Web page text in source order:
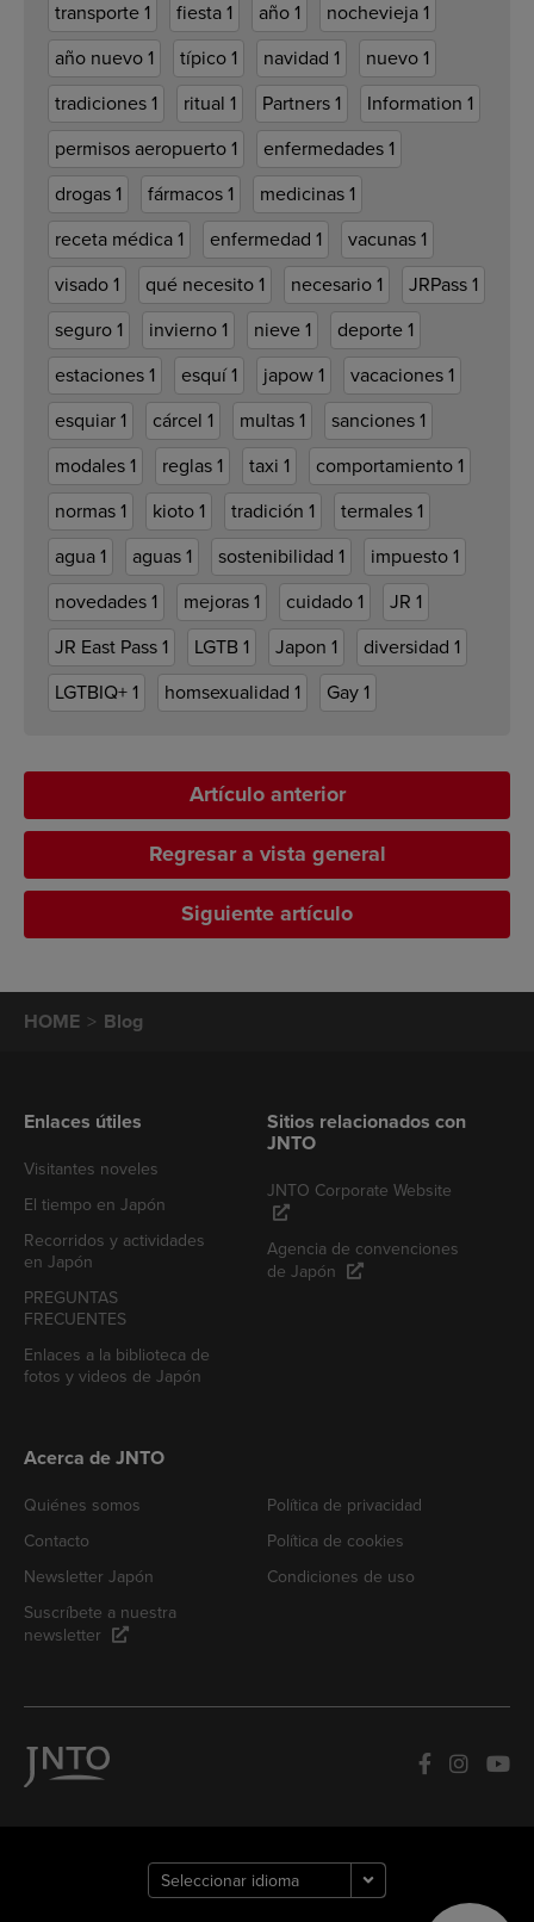
transporte 1 fiesta 1 año 1 nochevieja 1
año nuevo 1 típico 1 navidad 1 nuevo 1
tradiciones 1 ritual 1 Partners 1 Information 1
permisos aeropuerto 1 enfermedades 1
drogas 1 fármacos 1 medicinas 1
receta médica 1 enfermedad 1 vacunas 1
visado 1 qué necesito 1 necesario 1 JRPass 1
seguro 1 invierno 1 nieve 1 deporte 1
estaciones 1 esquí1 japow 1 vacaciones 1
esquiar 1 cárcel 1 multas 1 sanciones 1
modales 1 reglas 1 taxi 1 comportamiento 1
normas 1 kioto 1 tradición 1 termales 1
agua 1 aguas 1 sostenibilidad 1 impuesto 1
novedades 1 mejoras 1 cuidado 1 JR 1
JR East Pass 1 LGTB 1 Japon 1 diversidad 1
LGTBIQ+ 1 homsexualidad 1 Gay 1
Artículo anterior
Regresar a vista general
Siguiente artículo
HOME Blog
Enlaces útiles
Visitantes noveles
El tiempo en Japón
Recorridos y actividades
en Japón
PREGUNTAS
FRECUENTES
Enlaces a la biblioteca de
fotos y videos de Japón
Sitios relacionados con
JNTO
JNTO Corporate Website
Agencia de convenciones
de Japón
Acerca de JNTO
Quiénes somos
Contacto
Newsletter Japón
Suscríbete a nuestra
newsletter
Política de privacidad
Política de cookies
Condiciones de uso
help you?